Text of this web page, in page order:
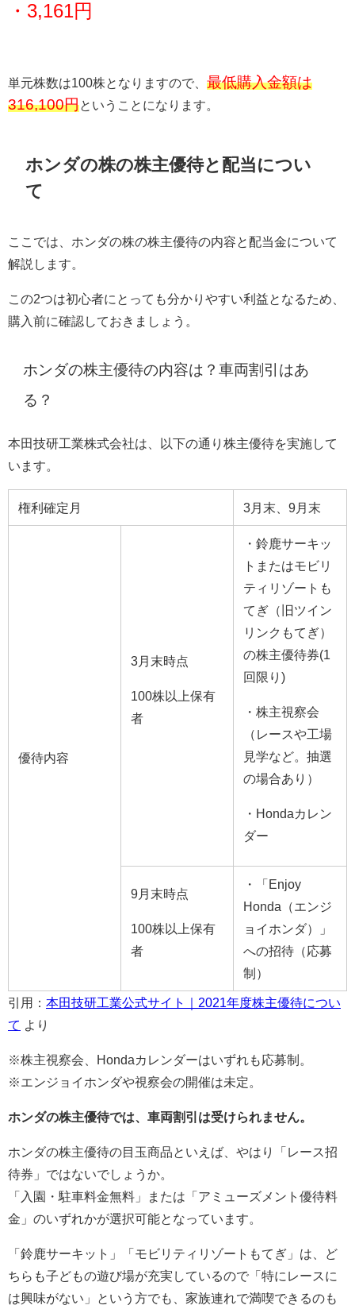
・3,161円
単元株数は100株となりますので、 最低購入金額は
316,100円ということになります。
ホンダの株の株主優待と配当につい
て
ここでは、ホンダの株の株主優待の内容と配当金について
解説します。
この2つは初心者にとっても分かりやすい利益となるため、
購入前に確認しておきましょう。
ホンダの株主優待の内容は？車両割引はあ
る？
本田技研工業株式会社は、以下の通り株主優待を実施して
います。
権利確定月 3月末、9月末
優待内容
3月末時点
100株以上保有
者
・鈴鹿サーキッ
トまたはモビリ
ティリゾートも
てぎ（旧ツイン
リンクもてぎ）
の株主優待券(1
回限り)
・株主視察会
（レースや工場
見学など。抽選
の場合あり）
・Hondaカレン
ダー
9月末時点
100株以上保有
者
・「Enjoy
Honda（エンジ
ョイホンダ）」
への招待（応募
制）
引用： 本田技研工業公式サイト｜2021年度株主優待につい
て より
※株主視察会、Hondaカレンダーはいずれも応募制。
※エンジョイホンダや視察会の開催は未定。
ホンダの株主優待では、車両割引は受けられません。
ホンダの株主優待の目玉商品といえば、やはり「レース招
待券」ではないでしょうか。
「入園・駐車料金無料」または「アミューズメント優待料
金」のいずれかが選択可能となっています。
「鈴鹿サーキット」「モビリティリゾートもてぎ」は、ど
ちらも子どもの遊び場が充実しているので「特にレースに
は興味がない」という方でも、家族連れで満喫できるのも